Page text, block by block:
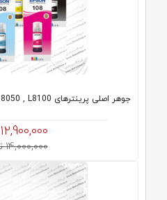
جوهر اصلی پرینترهای L8050 , L18050 , L8100 اپسون
12,900,000
14,000,000 تومان